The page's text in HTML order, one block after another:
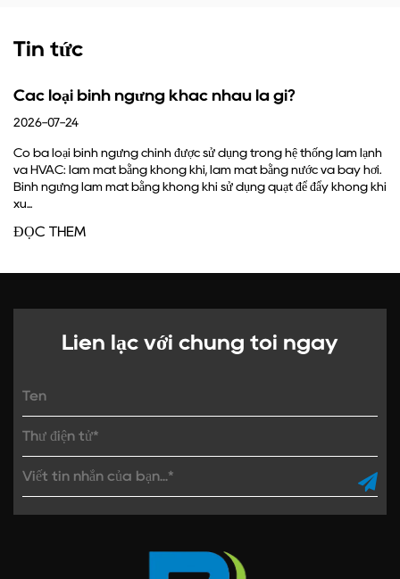
Tin tức
là gì?
trong hệ thống làm lạnh
mát bằng nước và bay hơi.
dụng quạt để đẩy không khí
Chức năng của bình ngưng
2026-07-17
Công việc cốt lõi của bình ngưng rất
suất cao, nóng từ máy nén và biến
Liên lạc với chúng tôi ngay